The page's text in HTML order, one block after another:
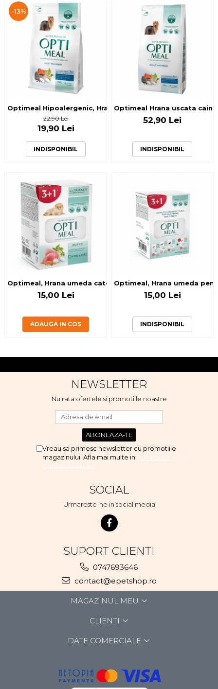
-13%
Optimeal Hipoalergenic, Hrana uscata caini adulti de talie
22,90 Lei
19,90 Lei
INDISPONIBIL
Optimeal Hrana uscata
52,90 Lei
INDISPONIBIL
Optimeal, Hrana umeda catei, curcan si morcov in sos,3+1
15,00 Lei
ADAUGA IN COS
Optimeal, Hrana umeda
15,00 Lei
INDISPONIBIL
NEWSLETTER
Nu rata ofertele si promotiile noastre
Vreau sa primesc newsletter cu promotiile
magazinului. Afla mai multe in Politica de
Confidentialitate
SOCIAL
Urmareste-ne in social media
SUPORT CLIENTI
0747693646
contact@epetshop.ro
MAGAZINUL MEU
CLIENTI
DATE COMERCIALE